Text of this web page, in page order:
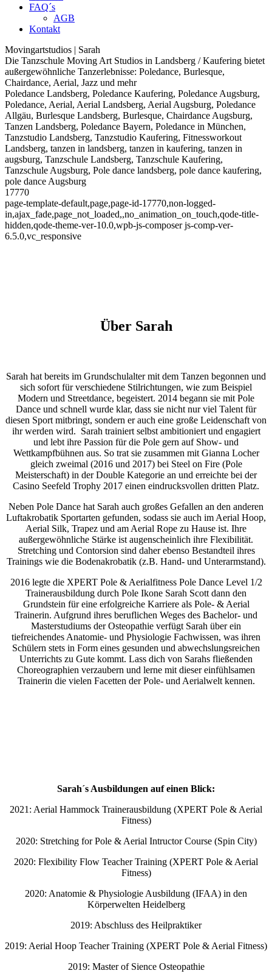
FAQ´s
AGB
Kontakt
Movingartstudios | Sarah
Die Tanzschule Moving Art Studios in Landsberg / Kaufering bietet
außergewöhnliche Tanzerlebnisse: Poledance, Burlesque,
Chairdance, Aerial, Jazz und mehr
Poledance Landsberg, Poledance Kaufering, Poledance Augsburg,
Poledance, Aerial, Aerial Landsberg, Aerial Augsburg, Poledance
Allgäu, Burlesque Landsberg, Burlesque, Chairdance Augsburg,
Tanzen Landsberg, Poledance Bayern, Poledance in München,
Tanzstudio Landsberg, Tanzstudio Kaufering, Fitnessworkout
Landsberg, tanzen in landsberg, tanzen in kaufering, tanzen in
augsburg, Tanzschule Landsberg, Tanzschule Kaufering,
Tanzschule Augsburg, Pole dance landsberg, pole dance kaufering,
pole dance Augsburg
17770
page-template-default,page,page-id-17770,non-logged-
in,ajax_fade,page_not_loaded,,no_animation_on_touch,qode-title-
hidden,qode-theme-ver-10.0,wpb-js-composer js-comp-ver-
6.5.0,vc_responsive
Über Sarah
Sarah hat bereits im Grundschulalter mit dem Tanzen begonnen und
sich sofort für verschiedene Stilrichtungen, wie zum Beispiel
Modern und Streetdance, begeistert. 2014 begann sie mit Pole
Dance und schnell wurde klar, dass sie nicht nur viel Talent für
diesen Sport mitbringt, sondern er auch eine große Leidenschaft von
ihr werden wird. Sarah trainiert selbst ambitioniert und engagiert
und lebt ihre Passion für die Pole gern auf Show- und
Wettkampfbühnen aus. So trat sie zusammen mit Gianna Locher
gleich zweimal (2016 und 2017) bei Steel on Fire (Pole
Meisterschaft) in der Double Kategorie an und erreichte bei der
Casino Seefeld Trophy 2017 einen eindrucksvollen dritten Platz.
Neben Pole Dance hat Sarah auch großes Gefallen an den anderen
Luftakrobatik Sportarten gefunden, sodass sie auch im Aerial Hoop,
Aerial Silk, Trapez und am Aerial Rope zu Hause ist. Ihre
außergewöhnliche Stärke ist augenscheinlich ihre Flexibilität.
Stretching und Contorsion sind daher ebenso Bestandteil ihres
Trainings wie die Bodenakrobatik (z.B. Hand- und Unterarmstand).
2016 legte die XPERT Pole & Aerialfitness Pole Dance Level 1/2
Trainerausbildung durch Pole Ikone Sarah Scott dann den
Grundstein für eine erfolgreiche Karriere als Pole- & Aerial
Trainerin. Aufgrund ihres beruflichen Weges des Bachelor- und
Masterstudiums der Osteopathie verfügt Sarah über ein
tiefreichendes Anatomie- und Physiologie Fachwissen, was ihren
Schülern stets in Form eines gesunden und abwechslungsreichen
Unterrichts zu Gute kommt. Lass dich von Sarahs fließenden
Choreographien verzaubern und lerne mit dieser einfühlsamen
Trainerin die vielen Facetten der Pole- und Aerialwelt kennen.
Sarah´s Ausbildungen auf einen Blick:
2021: Aerial Hammock Trainerausbildung (XPERT Pole & Aerial
Fitness)
2020: Stretching for Pole & Aerial Intructor Course (Spin City)
2020: Flexibility Flow Teacher Training (XPERT Pole & Aerial
Fitness)
2020: Anatomie & Physiologie Ausbildung (IFAA) in den
Körperwelten Heidelberg
2019: Abschluss des Heilpraktiker
2019: Aerial Hoop Teacher Training (XPERT Pole & Aerial Fitness)
2019: Master of Sience Osteopathie